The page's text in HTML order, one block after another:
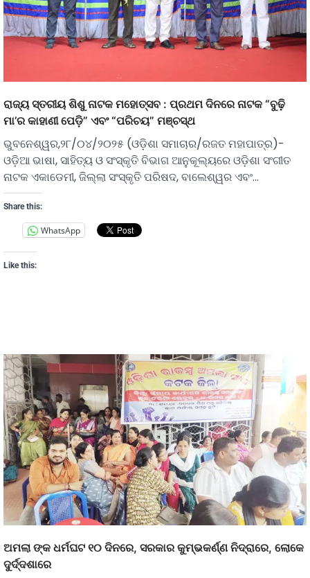
ରାଜ୍ୟ ସ୍ତରୀୟ ଶିଶୁ ନାଟକ ମହୋତ୍ସବ : ପ୍ରଥମ ଦିନରେ ନାଟକ “ବୁଢ଼ି
ମା’ର କାହାଣୀ ପେଡ଼ି” ଏବଂ “ପରିଚୟ” ମଞ୍ଚସ୍ଥ
ଭୁବନେଶ୍ୱର,୨୮/୦୪/୨୦୨୫ (ଓଡ଼ିଶା ସମାଚାର/ରଜତ ମହାପାତ୍ର)-
ଓଡ଼ିଆ ଭାଷା, ସାହିତ୍ୟ ଓ ସଂସ୍କୃତି ବିଭାଗ ଆନୁକୂଲ୍ୟରେ ଓଡ଼ିଶା ସଂଗୀତ
ନାଟକ ଏକାଡେମୀ, ଜିଲ୍ଲା ସଂସ୍କୃତି ପରିଷଦ, ବାଲେଶ୍ୱର ଏବଂ…
Share this:
WhatsApp
Like this:
ଅମଲା ଙ୍କ ଧର୍ମଘଟ ୧୦ ଦିନରେ, ସରକାର କୁମ୍ଭକର୍ଣ୍ଣ ନିଦ୍ରାରେ, ଲୋକେ
ଦୁର୍ଦ୍ଦଶାରେ